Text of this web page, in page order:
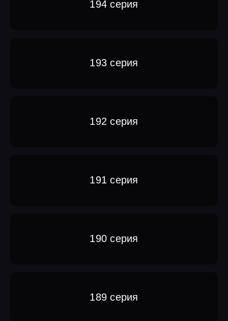
194 серия
193 серия
192 серия
191 серия
190 серия
189 серия